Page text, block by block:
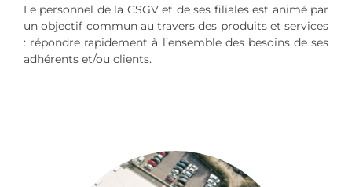
Le personnel de la CSGV et de ses filiales est animé par
un objectif commun au travers des produits et services
: répondre rapidement à l’ensemble des besoins de ses
adhérents et/ou clients.